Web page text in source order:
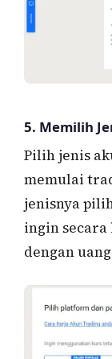
5. Memilih
Pilih jenis
memulai
jenisnya
ingin
dengan